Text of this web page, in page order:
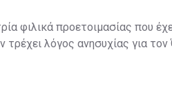
φιλικά προετοιμασίας που
λόγος ανησυχίας για τον